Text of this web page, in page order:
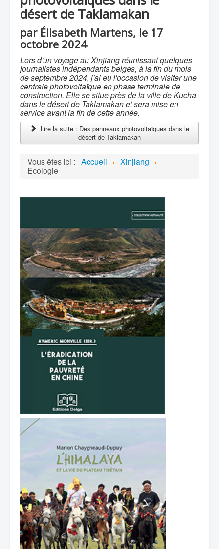
désert de Taklamakan
par Élisabeth Martens, le 17
octobre 2024
Lors d'un voyage au Xinjiang réunissant quelques
journalistes indépendants belges, à la fin du mois
de septembre 2024, j'ai eu l'occasion de visiter une
centrale photovoltaïque en phase terminale de
construction. Elle se situe près de la ville de Kucha
dans le désert de Taklamakan et sera mise en
service avant la fin de cette année.
Lire la suite : Des panneaux photovoltaïques dans le
désert de Taklamakan
Vous êtes ici : Accueil Xinjiang
Ecologie